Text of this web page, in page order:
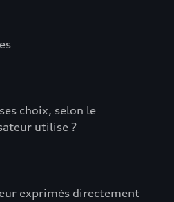
choix, selon le
utilise ?
exprimés directement